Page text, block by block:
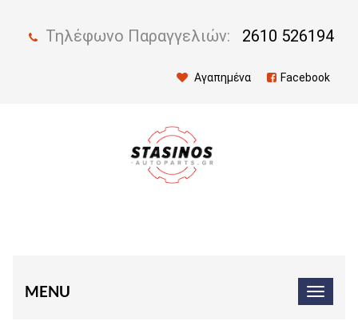
Τηλέφωνο Παραγγελιών: 2610 526194
Αγαπημένα Facebook
MENU